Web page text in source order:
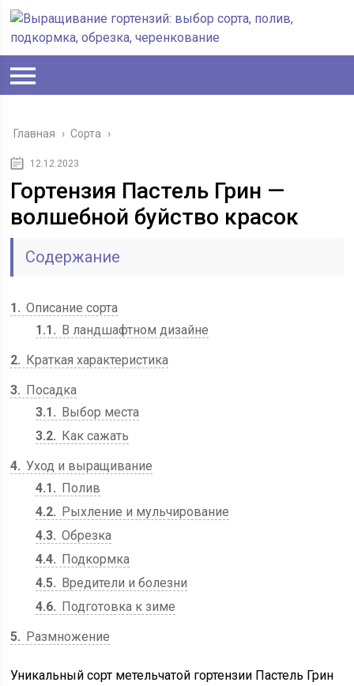
Главная › Сорта ›
12.12.2023
Гортензия Пастель Грин —
волшебной буйство красок
Содержание
1
Описание сорта
1.1
В ландшафтном дизайне
2
Краткая характеристика
3
Посадка
3.1
Выбор места
3.2
Как сажать
4 Уход и выращивание
4.1
Полив
4.2
Рыхление и мульчирование
4.3 Обрезка
4.4
Подкормка
4.5
Вредители и болезни
4.6
Подготовка к зиме
5
Размножение
Уникальный сорт метельчатой гортензии Пастель Грин